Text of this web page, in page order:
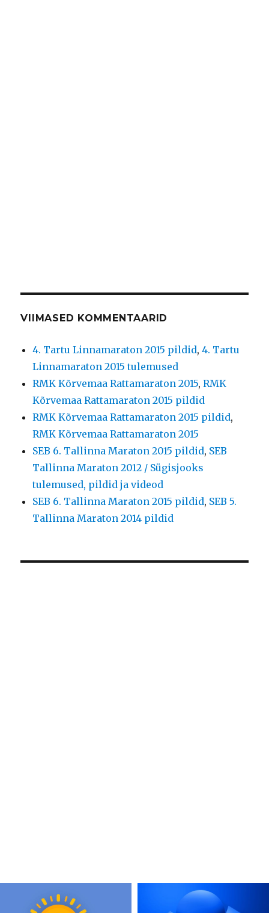
VIIMASED KOMMENTAARID
4. Tartu Linnamaraton 2015 pildid,4. Tartu
Linnamaraton 2015 tulemused
RMK Kõrvemaa Rattamaraton 2015,RMK
Kõrvemaa Rattamaraton 2015 pildid
RMK Kõrvemaa Rattamaraton 2015 pildid,
RMK Kõrvemaa Rattamaraton 2015
SEB 6. Tallinna Maraton 2015 pildid, SEB
Tallinna Maraton 2012 / Sügisjooks
tulemused, pildid ja videod
SEB 6. Tallinna Maraton 2015 pildid, SEB 5.
Tallinna Maraton 2014 pildid